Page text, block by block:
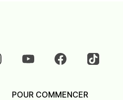
POUR COMMENCER